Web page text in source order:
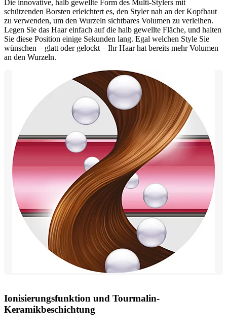
Die innovative, halb gewellte Form des Multi-Stylers mit
schützenden Borsten erleichtert es, den Styler nah an der Kopfhaut
zu verwenden, um den Wurzeln sichtbares Volumen zu verleihen.
Legen Sie das Haar einfach auf die halb gewellte Fläche, und halten
Sie diese Position einige Sekunden lang. Egal welchen Style Sie
wünschen – glatt oder gelockt – Ihr Haar hat bereits mehr Volumen
an den Wurzeln.
Ionisierungsfunktion und Tourmalin-
Keramikbeschichtung